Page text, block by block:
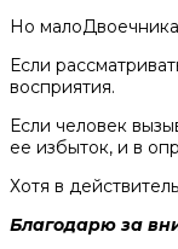
Но
Если
восприятия.
Если человек
ее избыток, и в
Хотя в
Благодарю за